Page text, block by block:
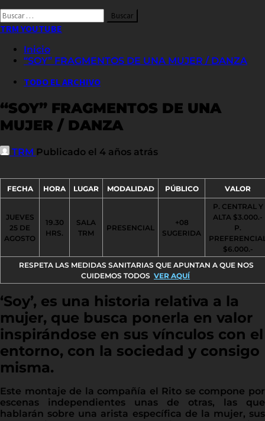
Buscar
por:
TRM YOUTUBE
Inicio
“SOY” FRAGMENTOS DE UNA MUJER / DANZA
TODO EL ARCHIVO
“SOY” FRAGMENTOS DE UNA
MUJER / DANZA
TRM Publicado el 4 años atrás
FECHA HORA LUGAR MODALIDAD PÚBLICO VALOR
JUEVES
25 DE
AGOSTO
19.30
HRS.
SALA
TRM
PRESENCIAL
+08
SUGERIDA
P. CENTRAL Y
ALTA $3.000.-
P.
$6.000.-
RESPETA LAS MEDIDAS SANITARIAS QUE APUNTAN A QUE NOS
CUIDEMOS TODOS VER AQUÍ
‘Soy’, es una historia relativa a la
mujer, que busca ponerla en valor
inspirándose en sus vínculos con el
entorno, con la sociedad y consigo
misma.
Este montaje de la compañía el Rito se compone por
escenas independientes unas de otras, las que
hablarán sobre una arista específica de la mujer, sus